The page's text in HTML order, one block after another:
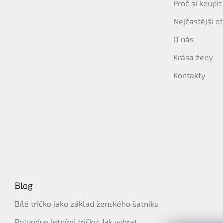
Proč si
Nejčastější
O nás
Krása ženy
Kontakty
Blog
Bílé tričko jako základ ženského šatníku